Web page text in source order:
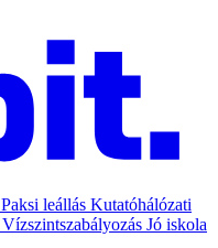
Paksi leállás Kutatóhálózati
Vízszintszabályozás Jó iskola